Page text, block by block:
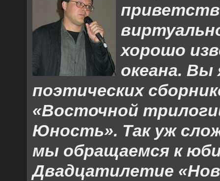
хорошо
океана.
поэтических
«Восточной
Юность». Так уж
мы обращаемся к
Двадцатилетие